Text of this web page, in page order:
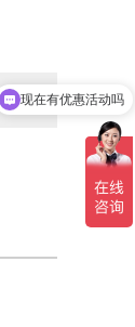
现在有优惠活动吗